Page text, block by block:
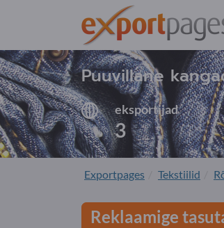
Puuvillane
eksportijad
3
Exportpages Tekstiilid
Reklaamige